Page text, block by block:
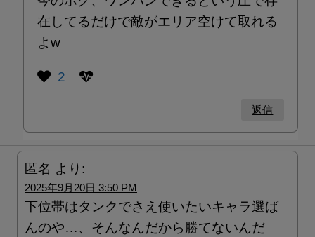
在してるだけで敵がエリア空けて取れる
よw
2
返信
匿名 より:
2025年9月20日 3:50 PM
下位帯はタンクでさえ使いたいキャラ選ば
んのや…、そんなんだから勝てないんだ